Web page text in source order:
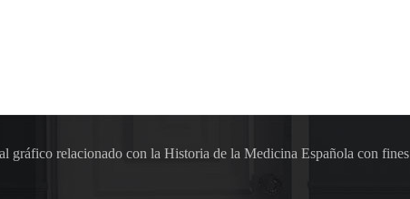
relacionado con la Historia de la Medicina Española con